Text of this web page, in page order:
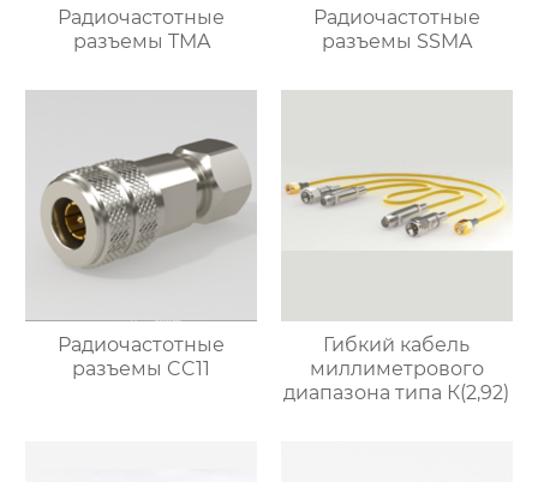
Радиочастотные
разъемы TMA
Радиочастотные
разъемы SSMA
Радиочастотные
разъемы CC11
Гибкий кабель
миллиметрового
диапазона типа К(2,92)